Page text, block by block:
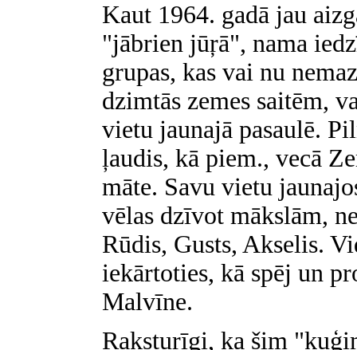
Kaut 1964. gadā jau
"jābrien jūŗā", nama
grupas, kas vai nu
dzimtās zemes saitēm,
vietu jaunajā pasaulē.
ļaudis, kā piem., vecā
māte. Savu vietu
vēlas dzīvot mākslām,
Rūdis, Gusts, Akselis.
iekārtoties, kā spēj un
Malvīne.
Raksturīgi, ka šim